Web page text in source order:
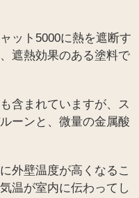
ット5000に熱を遮断す
遮熱効果のある塗料で
含まれていますが、ス
ーンと、微量の金属酸
外壁温度が高くなるこ
温が室内に伝わってし